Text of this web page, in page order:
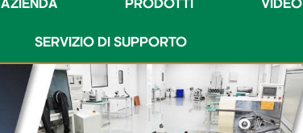
AZIENDA PRODOTTI VIDEO
SERVIZIO DI SUPPORTO